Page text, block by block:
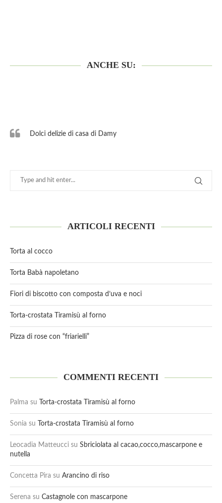
ANCHE SU:
Dolci delizie di casa di Damy
ARTICOLI RECENTI
Torta al cocco
Torta Babà napoletano
Fiori di biscotto con composta d’uva e noci
Torta-crostata Tiramisù al forno
Pizza di rose con “friarielli”
COMMENTI RECENTI
Palma su Torta-crostata Tiramisù al forno
Sonia su Torta-crostata Tiramisù al forno
Leocadia Matteucci su Sbriciolata al cacao,cocco,mascarpone e
nutella
Concetta Pira su Arancino di riso
Serena su Castagnole con mascarpone